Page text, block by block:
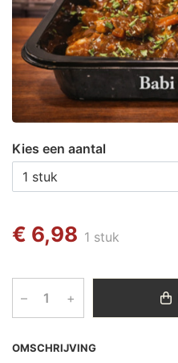
OMSCHRIJVING
Kies een aantal
€ 6,98 1 stuk
– +